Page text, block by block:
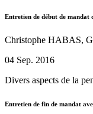
Entretien de début de mandat
Christophe HABAS,
04 Sep. 2016
Divers aspects de la
Entretien de fin de mandat